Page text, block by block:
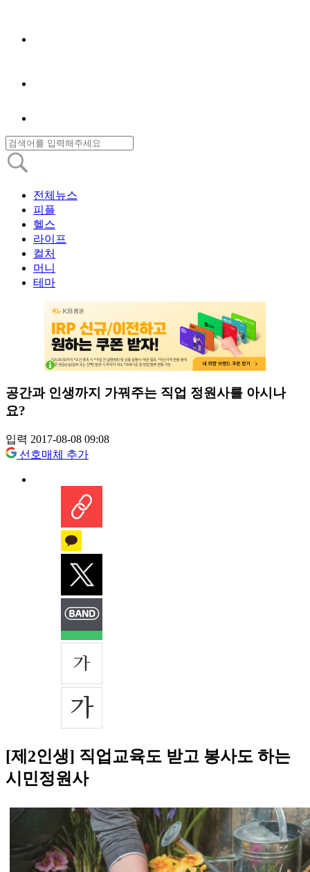
전체뉴스
피플
헬스
라이프
컬처
머니
테마
공간과 인생까지 가꿔주는 직업 정원사를 아시나
요?
입력 2017-08-08 09:08
선호매체 추가
[제2인생] 직업교육도 받고 봉사도 하는
시민정원사